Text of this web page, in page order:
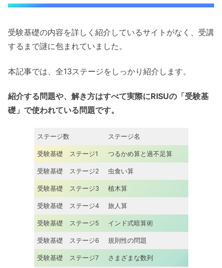
受験基礎の内容を詳しく紹介しているサイトがなく、受講
するまで謎に包まれていました。
本記事では、全13ステージをしっかり紹介します。
紹介する問題や、解き方はすべて実際にRISUの「受験基
礎」で使われている問題です。
ステージ数 ステージ名
受験基礎 ステージ1 つるかめ算と過不足算
受験基礎 ステージ2 虫食い算
受験基礎 ステージ3 植木算
受験基礎 ステージ4 旅人算
受験基礎 ステージ5 インド式暗算術
受験基礎 ステージ6 規則性の問題
受験基礎 ステージ7 さまざまな数列